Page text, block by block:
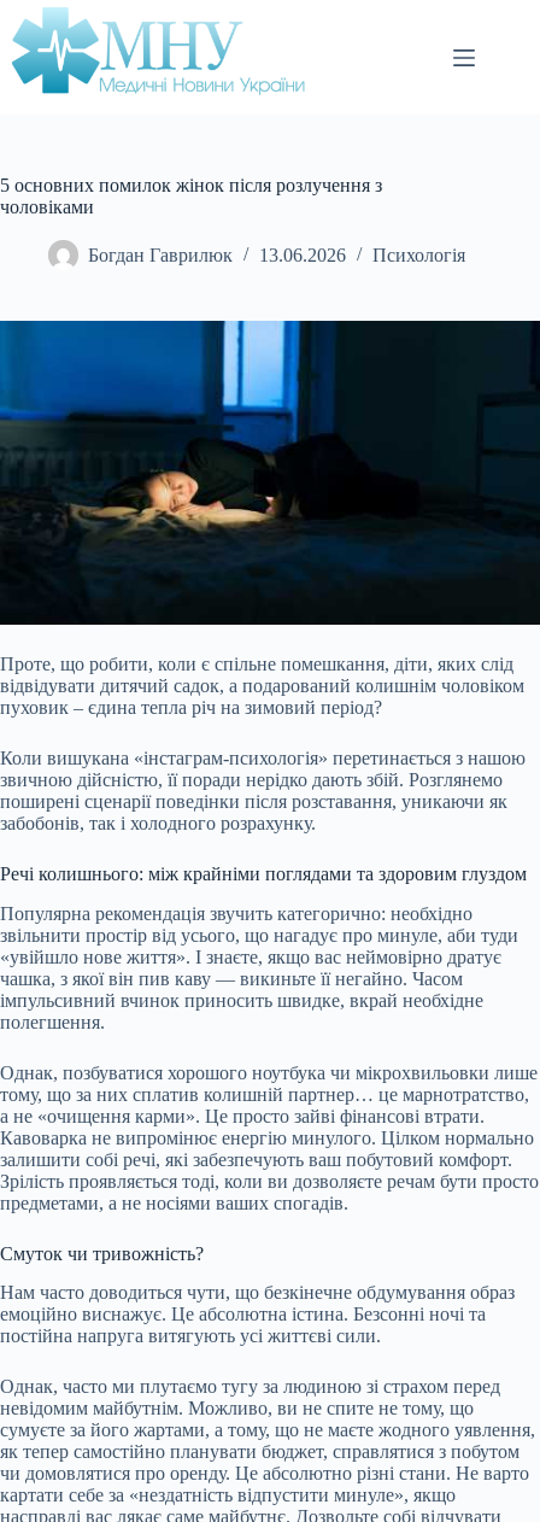
Перейти
до
вмісту
5 основних помилок жінок після розлучення з
чоловіками
Богдан Гаврилюк 13.06.2026 Психологія
Проте, що робити, коли є спільне помешкання, діти, яких слід
відвідувати дитячий садок, а подарований колишнім чоловіком
пуховик – єдина тепла річ на зимовий період?
Коли вишукана «інстаграм-психологія» перетинається з нашою
звичною дійсністю, її поради нерідко дають збій. Розглянемо
поширені сценарії поведінки після розставання, уникаючи як
забобонів, так і холодного розрахунку.
Речі колишнього: між крайніми поглядами та здоровим глуздом
Популярна рекомендація звучить категорично: необхідно
звільнити простір від усього, що нагадує про минуле, аби туди
«увійшло нове життя». І знаєте, якщо вас неймовірно дратує
чашка, з якої він пив каву — викиньте її негайно. Часом
імпульсивний вчинок приносить швидке, вкрай необхідне
полегшення.
Однак, позбуватися хорошого ноутбука чи мікрохвильовки лише
тому, що за них сплатив колишній партнер… це марнотратство,
а не «очищення карми». Це просто зайві фінансові втрати.
Кавоварка не випромінює енергію минулого. Цілком нормально
залишити собі речі, які забезпечують ваш побутовий комфорт.
Зрілість проявляється тоді, коли ви дозволяєте речам бути просто
предметами, а не носіями ваших спогадів.
Смуток чи тривожність?
Нам часто доводиться чути, що безкінечне обдумування образ
емоційно виснажує. Це абсолютна істина. Безсонні ночі та
постійна напруга витягують усі життєві сили.
Однак, часто ми плутаємо тугу за людиною зі страхом перед
невідомим майбутнім. Можливо, ви не спите не тому, що
сумуєте за його жартами, а тому, що не маєте жодного уявлення,
як тепер самостійно планувати бюджет, справлятися з побутом
чи домовлятися про оренду. Це абсолютно різні стани. Не варто
картати себе за «нездатність відпустити минуле», якщо
насправді вас лякає саме майбутнє. Дозвольте собі відчувати